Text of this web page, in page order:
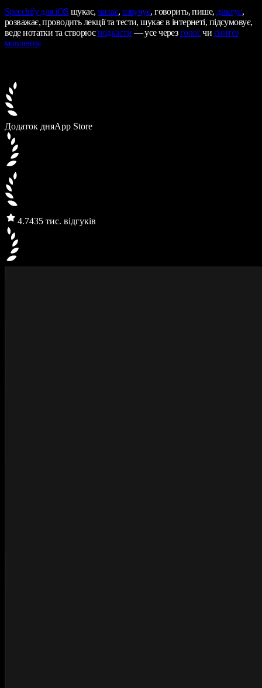
Speechifyдля iOS шукає,читає,озвучує, говорить, пише,диктує,
розважає, проводить лекції та тести, шукає в інтернеті, підсумовує,
веде нотатки та створюєподкасти — усе черезголосчи синтез
мовлення
Додаток дняApp Store
4.7435 тис. відгуків